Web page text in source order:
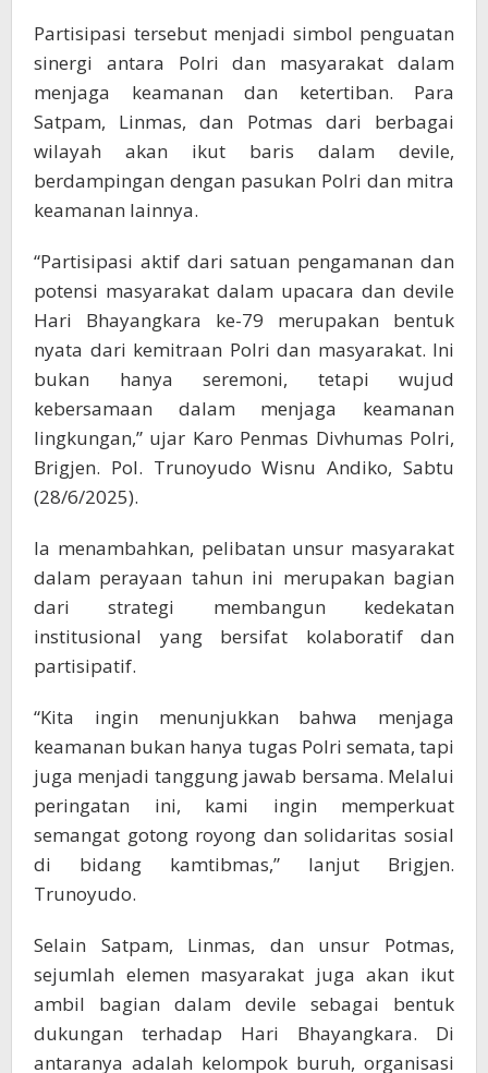
Partisipasi tersebut menjadi simbol penguatan
sinergi antara Polri dan masyarakat dalam
menjaga keamanan dan ketertiban. Para
Satpam, Linmas, dan Potmas dari berbagai
wilayah akan ikut baris dalam devile,
berdampingan dengan pasukan Polri dan mitra
keamanan lainnya.
“Partisipasi aktif dari satuan pengamanan dan
potensi masyarakat dalam upacara dan devile
Hari Bhayangkara ke-79 merupakan bentuk
nyata dari kemitraan Polri dan masyarakat. Ini
bukan hanya seremoni, tetapi wujud
kebersamaan dalam menjaga keamanan
lingkungan,” ujar Karo Penmas Divhumas Polri,
Brigjen. Pol. Trunoyudo Wisnu Andiko, Sabtu
(28/6/2025).
Ia menambahkan, pelibatan unsur masyarakat
dalam perayaan tahun ini merupakan bagian
dari strategi membangun kedekatan
institusional yang bersifat kolaboratif dan
partisipatif.
“Kita ingin menunjukkan bahwa menjaga
keamanan bukan hanya tugas Polri semata, tapi
juga menjadi tanggung jawab bersama. Melalui
peringatan ini, kami ingin memperkuat
semangat gotong royong dan solidaritas sosial
di bidang kamtibmas,” lanjut Brigjen.
Trunoyudo.
Selain Satpam, Linmas, dan unsur Potmas,
sejumlah elemen masyarakat juga akan ikut
ambil bagian dalam devile sebagai bentuk
dukungan terhadap Hari Bhayangkara. Di
antaranya adalah kelompok buruh, organisasi